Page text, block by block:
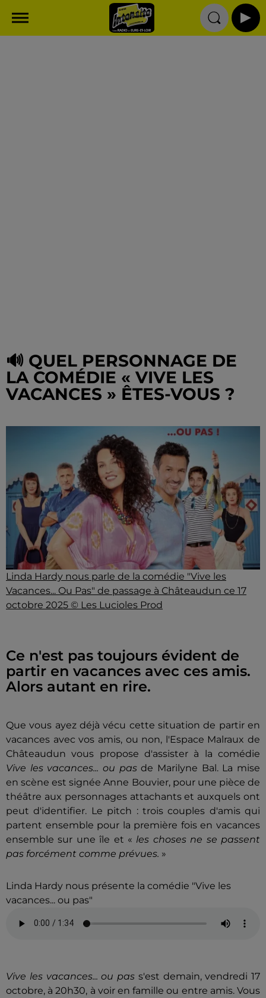
🔊 QUEL PERSONNAGE DE
LA COMÉDIE « VIVE LES
VACANCES » ÊTES-VOUS ?
Linda Hardy nous parle de la comédie "Vive les
Vacances... Ou Pas" de passage à Châteaudun ce 17
octobre 2025 © Les Lucioles Prod
Ce n'est pas toujours évident de
partir en vacances avec ces amis.
Alors autant en rire.
Que vous ayez déjà vécu cette situation de partir en
vacances avec vos amis, ou non, l'Espace Malraux de
Châteaudun vous propose d'assister à la comédie
Vive les vacances... ou pasde Marilyne Bal. La mise
en scène est signée Anne Bouvier, pour une pièce de
théâtre aux personnages attachants et auxquels ont
peut d'identifier. Le pitch : trois couples d'amis qui
partent ensemble pour la première fois en vacances
ensemble sur une île et « les choses ne se passent
pas forcément comme prévues. »
Linda Hardy nous présente la comédie "Vive les
vacances... ou pas"
Vive les vacances... ou pas s'est demain, vendredi 17
octobre, à 20h30, à voir en famille ou entre amis. Vous